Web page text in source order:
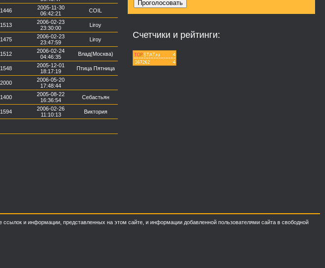
1446
2005-11-30
06:42:21
COIL
1513
2006-02-23
23:30:00
Liroy
1475
2006-02-23
23:47:59
Liroy
1512
2006-02-24
04:46:35
Влад(Москва)
1548
2005-12-01
18:17:19
Птица Пятница
2000
2006-05-20
17:48:44
1400
2005-08-22
16:36:54
Себастьян
1594
2006-02-26
11:10:13
Виктория
Счетчики и рейтинги:
и информации, представленных на этом сайте, и информации добавленной пользователями сайта в свободной